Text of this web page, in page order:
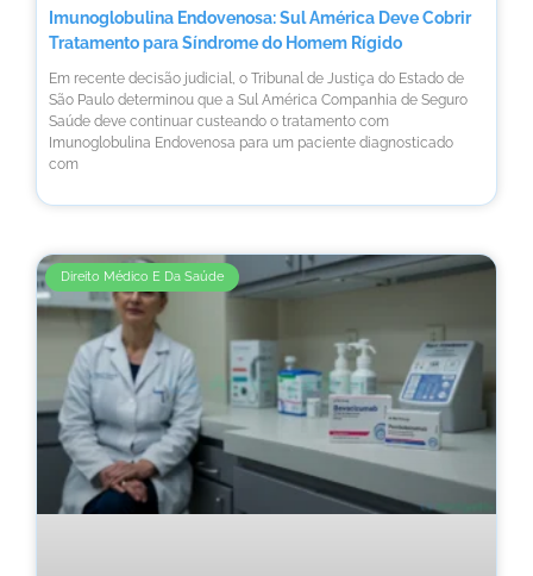
Imunoglobulina Endovenosa: Sul América Deve Cobrir
Tratamento para Síndrome do Homem Rígido
Em recente decisão judicial, o Tribunal de Justiça do Estado de
São Paulo determinou que a Sul América Companhia de Seguro
Saúde deve continuar custeando o tratamento com
Imunoglobulina Endovenosa para um paciente diagnosticado
com
Direito Médico E Da Saúde